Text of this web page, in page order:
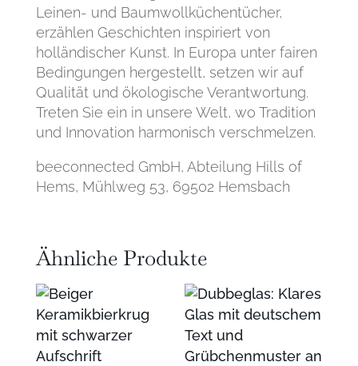
Leinen- und Baumwollküchentücher,
erzählen Geschichten inspiriert von
holländischer Kunst. In Europa unter fairen
Bedingungen hergestellt, setzen wir auf
Qualität und ökologische Verantwortung.
Treten Sie ein in unsere Welt, wo Tradition
und Innovation harmonisch verschmelzen.
beeconnected GmbH, Abteilung Hills of
Hems, Mühlweg 53, 69502 Hemsbach
Ähnliche Produkte